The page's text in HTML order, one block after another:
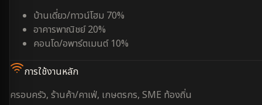
บ้านเดี่ยว/ทาวน์โฮม 70%
อาคารพาณิชย์ 20%
คอนโด/อพาร์ตเมนต์ 10%
การใช้งานหลัก
ครอบครัว, ร้านค้า/คาเฟ่, เกษตรกร, SME ท้องถิ่น